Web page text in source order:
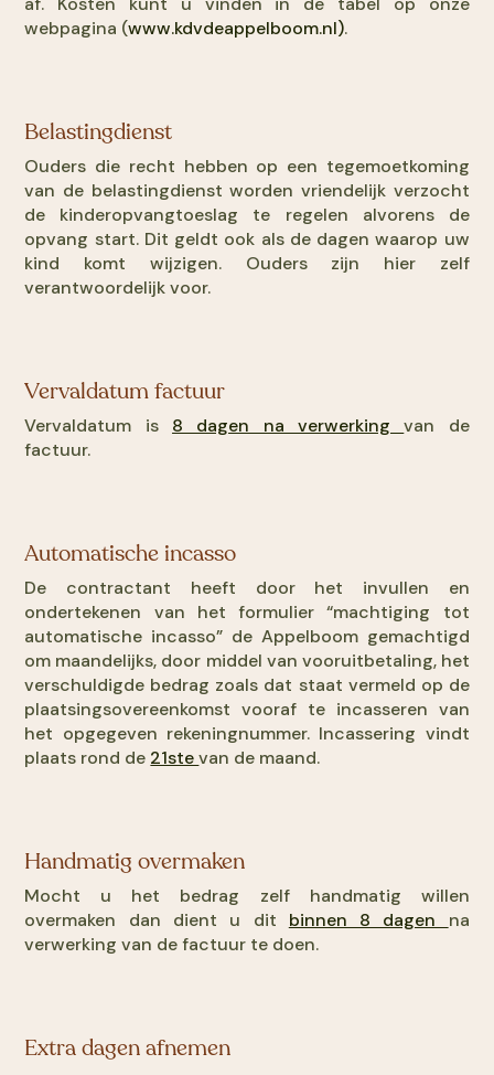
webpagina (www.kdvdeappelboom.nl).
Belastingdienst
Ouders die recht hebben op een tegemoetkoming
van de belastingdienst worden vriendelijk verzocht
de kinderopvangtoeslag te regelen alvorens de
opvang start. Dit geldt ook als de dagen waarop uw
kind komt wijzigen. Ouders zijn hier zelf
verantwoordelijk voor.
Vervaldatum factuur
Vervaldatum is 8 dagen na verwerkingvan de
factuur.
Automatische incasso
De contractant heeft door het invullen en
ondertekenen van het formulier “machtiging tot
automatische incasso” de Appelboom gemachtigd
om maandelijks, door middel van vooruitbetaling, het
verschuldigde bedrag zoals dat staat vermeld op de
plaatsingsovereenkomst vooraf te incasseren van
het opgegeven rekeningnummer. Incassering vindt
plaats rond de 21stevan de maand.
Handmatig overmaken
Mocht u het bedrag zelf handmatig willen
overmaken dan dient u dit binnen 8 dagen na
verwerking van de factuur te doen.
Extra dagen afnemen